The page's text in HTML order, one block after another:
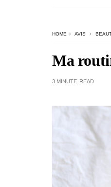
HOME AVIS
Ma
3 MINUTE READ